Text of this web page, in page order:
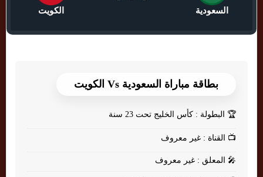
السعودية الكويت
بطاقة مباراة السعودية Vs الكويت
🏆 البطولة : كأس الخليج تحت 23 سنة
📺 القناة : غير معروف
🎤 المعلق : غير معروف